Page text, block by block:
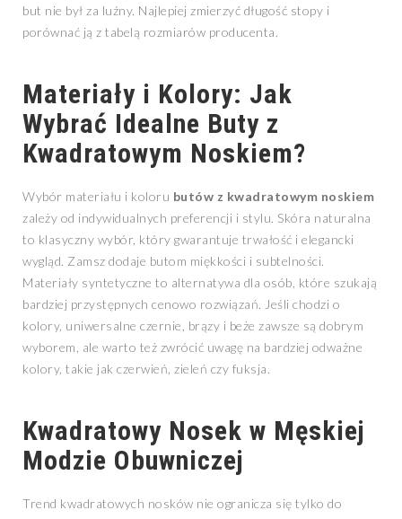
but nie był za luźny. Najlepiej zmierzyć długość stopy i
porównać ją z tabelą rozmiarów producenta.
Materiały i Kolory: Jak
Wybrać Idealne Buty z
Kwadratowym Noskiem?
Wybór materiału i koloru butów z kwadratowym noskiem
zależy od indywidualnych preferencji i stylu. Skóra naturalna
to klasyczny wybór, który gwarantuje trwałość i elegancki
wygląd. Zamsz dodaje butom miękkości i subtelności.
Materiały syntetyczne to alternatywa dla osób, które szukają
bardziej przystępnych cenowo rozwiązań. Jeśli chodzi o
kolory, uniwersalne czernie, brązy i beże zawsze są dobrym
wyborem, ale warto też zwrócić uwagę na bardziej odważne
kolory, takie jak czerwień, zieleń czy fuksja.
Kwadratowy Nosek w Męskiej
Modzie Obuwniczej
Trend kwadratowych nosków nie ogranicza się tylko do